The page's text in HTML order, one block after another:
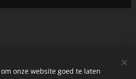
onze website goed te laten